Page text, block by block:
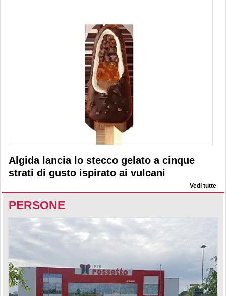
Algida lancia lo stecco gelato a cinque
strati di gusto ispirato ai vulcani
Vedi tutte
PERSONE